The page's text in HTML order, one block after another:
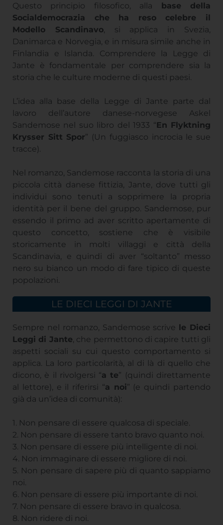
Questo principio filosofico, alla base della
Socialdemocrazia che ha reso celebre il
Modello Scandinavo, si applica in Svezia,
Danimarca e Norvegia, e in misura simile anche in
Finlandia e Islanda. Comprendere la Legge di
Jante è fondamentale per comprendere sia la
storia che le culture moderne di questi paesi.
L’idea alla base della Legge di Jante parte dal
lavoro dell’autore danese-norvegese Askel
Sandemose nel suo libro del 1933 “En Flyktning
Krysser Sitt Spor” (Un fuggiasco incrocia le sue
tracce).
Nel romanzo, Sandemose racconta la storia di una
piccola città danese fittizia, Jante, dove tutti gli
individui sono tenuti a sopprimere la propria
identità per il bene del gruppo. Sandemose, pur
essendo il primo ad aver scritto apertamente di
questo concetto, sostiene che è visibile
storicamente in molti villaggi e città della
Scandinavia, e quindi di aver “soltanto” messo
nero su bianco un modo di fare tipico di queste
popolazioni.
LE DIECI LEGGI DI JANTE
Sempre nel romanzo, Sandemose scrive le Dieci
Leggi di Jante, che permettono di capire tutti gli
aspetti sociali su cui questo comportamento si
applica. La loro particolarità, al di là di quello che
dicono, è il rivolgersi “a te” (quindi direttamente
al lettore), e il riferirsi “a noi” (e quindi partendo
già da un’idea di comunità):
1. Non pensare di essere qualcosa di speciale.
2. Non pensare di essere tanto bravo quanto noi.
3. Non pensare di essere più intelligente di noi.
4. Non immaginare di essere migliore di noi.
5. Non pensare di sapere più di quanto sappiamo
noi.
6. Non pensare di essere più importante di noi.
7. Non pensare di essere bravo in qualcosa.
8. Non ridere di noi.